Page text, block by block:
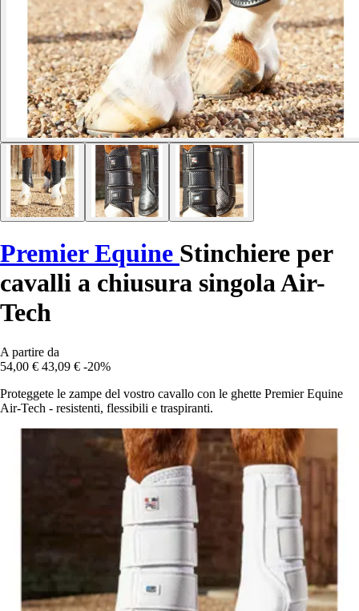
Premier Equine Stinchiere per
cavalli a chiusura singola Air-
Tech
A partire da
54,00 € 43,09 € -20%
Proteggete le zampe del vostro cavallo con le ghette Premier Equine
Air-Tech - resistenti, flessibili e traspiranti.